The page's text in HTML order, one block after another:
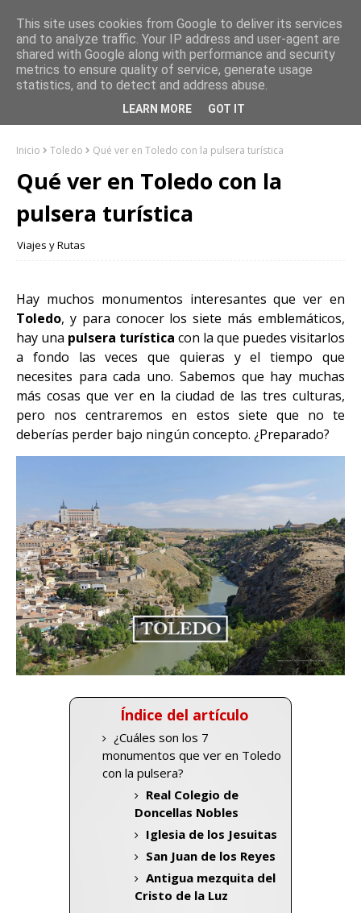
Inicio Toledo Qué ver en Toledo con la pulsera turística
Qué ver en Toledo con la
pulsera turística
Viajes y Rutas
Hay muchos monumentos interesantes que ver en
Toledo, y para conocer los siete más emblemáticos,
hay una pulsera turística con la que puedes visitarlos
a fondo las veces que quieras y el tiempo que
necesites para cada uno. Sabemos que hay muchas
más cosas que ver en la ciudad de las tres culturas,
pero nos centraremos en estos siete que no te
deberías perder bajo ningún concepto. ¿Preparado?
Índice del artículo
¿Cuáles son los 7
monumentos que ver en Toledo
con la pulsera?
Real Colegio de
Doncellas Nobles
Iglesia de los Jesuitas
San Juan de los Reyes
Antigua mezquita del
Cristo de la Luz
This site uses cookies from Google to deliver its services
and to analyze traffic. Your IP address and user-agent are
shared with Google along with performance and security
metrics to ensure quality of service, generate usage
statistics, and to detect and address abuse.
LEARN MORE GOT IT